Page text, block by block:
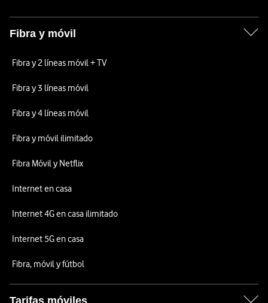
Fibra y móvil
Fibra y 2 líneas móvil + TV
Fibra y 3 líneas móvil
Fibra y 4 líneas móvil
Fibra y móvil ilimitado
Fibra Móvil y Netflix
Internet en casa
Internet 4G en casa ilimitado
Internet 5G en casa
Fibra, móvil y fútbol
Tarifas móviles